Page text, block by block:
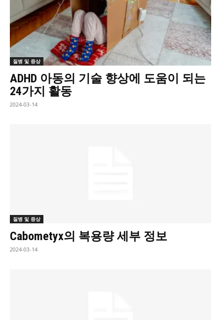
질병 및 증상
ADHD 아동의 기술 향상에 도움이 되는
24가지 활동
2024-03-14
질병 및 증상
Cabometyx의 복용량 세부 정보
2024-03-14